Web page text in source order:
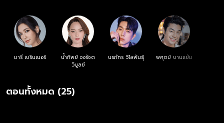
ทำลายล้างรุนแรงได้ขนาดไหน?
มารี เบรินเนอร์
น้ำทิพย์ จงรัชต
วิบูลย์
นรภัทร วิไลพันธุ์ พศุตม์ บานแย้ม
ตอนทั้งหมด (25)